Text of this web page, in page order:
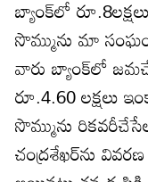
బ్యాంక్‌లో
సొమ్మును మా
వారు బ్యాంక్‌లో
రూ.4.60 లక్షలు
సొమ్మును
చంద్రశేఖర్‌ను